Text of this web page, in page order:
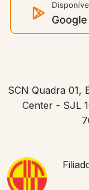
SCN Quadra 01,
Center - SJL